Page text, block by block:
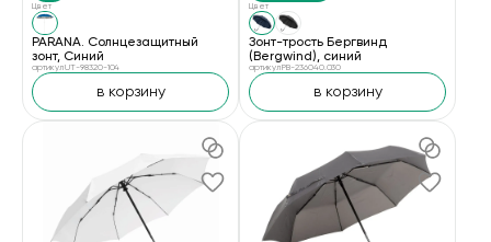
Цвет
PARANA. Солнцезащитный
зонт, Синий
артикул UT-98320-104
в корзину
Цвет
Зонт-трость Бергвинд
(Bergwind), синий
артикул PB-236040.030
в корзину